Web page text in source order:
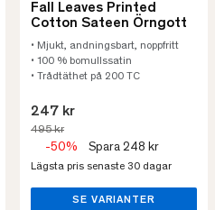
Fall Leaves Printed
Cotton Sateen Örngott
• Mjukt, andningsbart, noppfritt
• 100 % bomullssatin
• Trådtäthet på 200 TC
247 kr
495 kr
-50% Spara 248 kr
Lägsta pris senaste 30 dagar
SE VARIANTER